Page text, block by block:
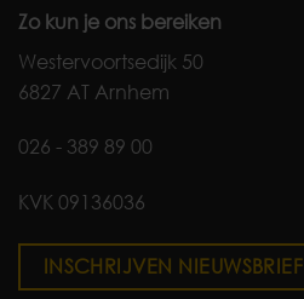
Zo kun je ons bereiken
Westervoortsedijk 50
6827 AT Arnhem
026 - 389 89 00
KVK 09136036
INSCHRIJVEN NIEUWSBRIEF